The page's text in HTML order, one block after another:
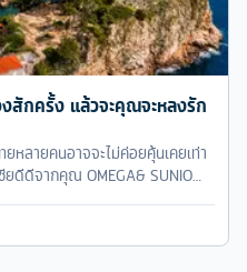
สักครั้ง แล้วจะคุณจะหลงรัก
ยหลายคนอาจจะไม่ค่อยคุ้นเคยเท่า
ยดีดีจากคุณ OMEGA& SUNIO